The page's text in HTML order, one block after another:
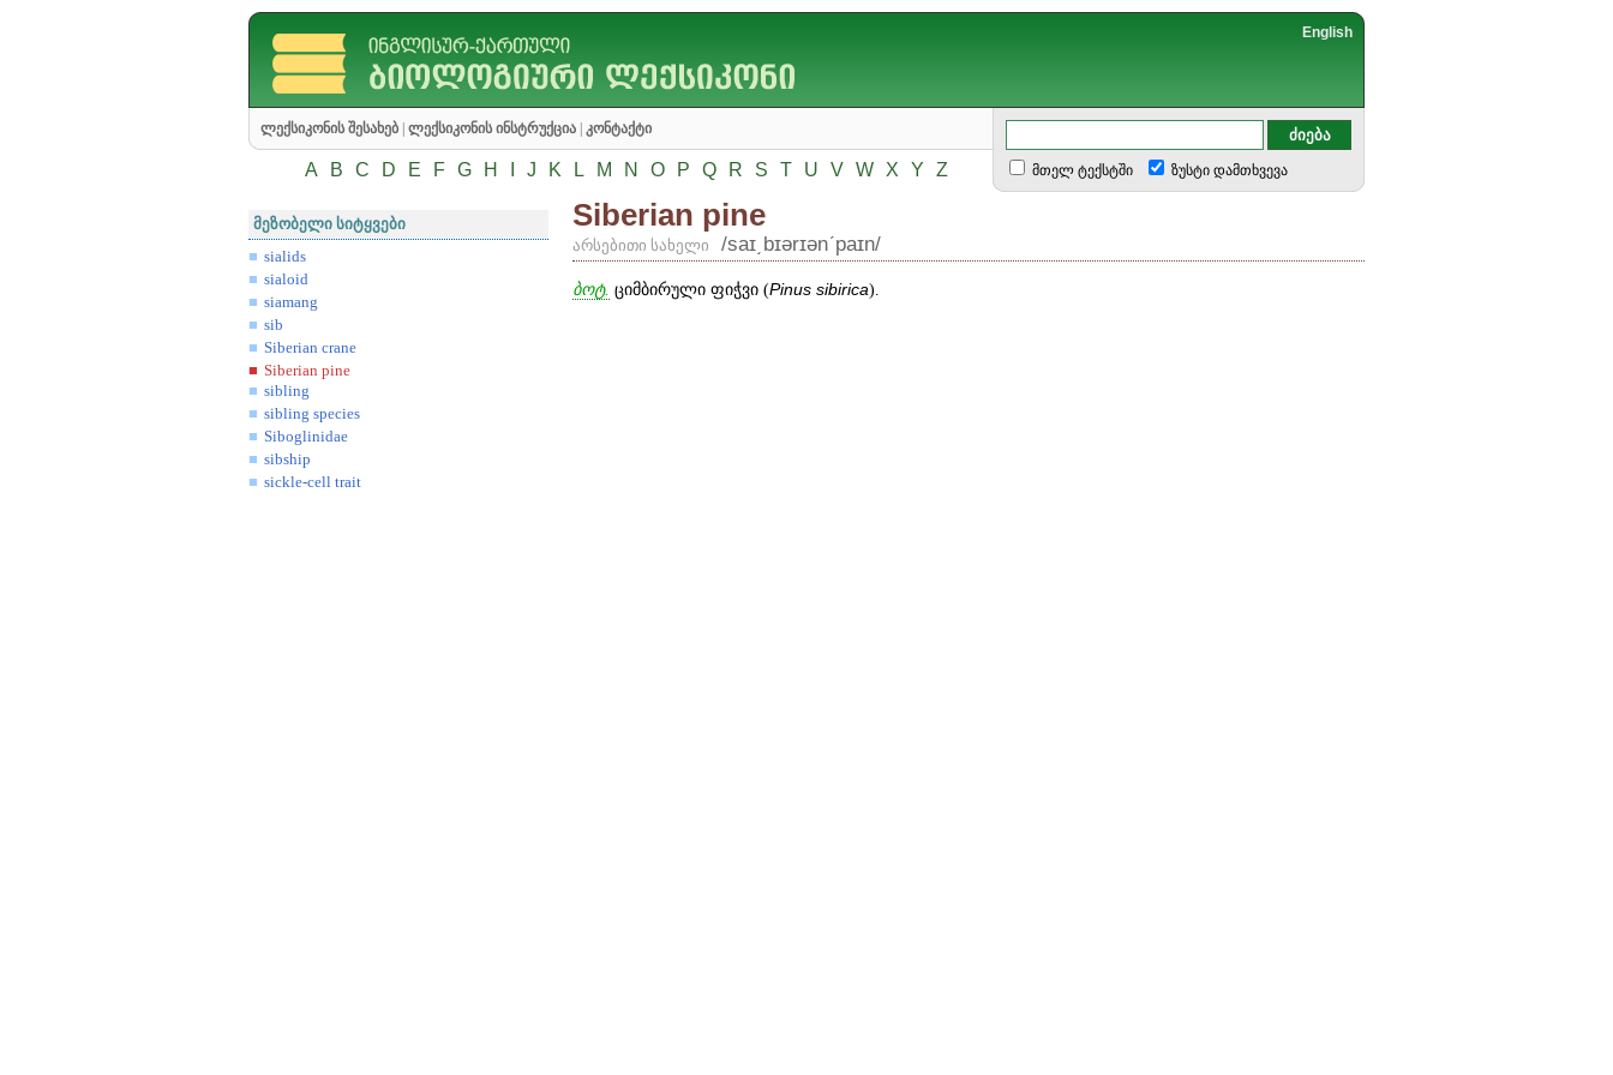
English
ლექსიკონის შესახებ ლექსიკონის ინსტრუქცია კონტაქტი
A B C D E F G H J K L M N O P Q R S T U V W X Y Z მთელ ტექსტში ზუსტი დამთხვევა
მეზობელი სიტყვები
sialids
sialoid
siamang
sib
Siberian crane
Siberian pine
sibling
sibling species
Siboglinidae
sibship
sickle-cell trait
Siberian pine
არსებითი სახელი /saɪ͵bɪərɪənʹpaɪn/
ბოტ. ციმბირული ფიჭვი (Pinus sibirica).